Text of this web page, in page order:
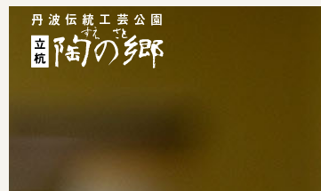
丹波伝統工芸公園